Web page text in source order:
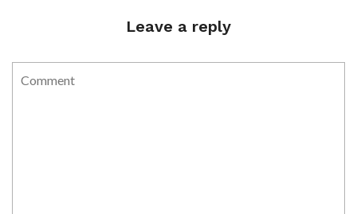
Leave a reply